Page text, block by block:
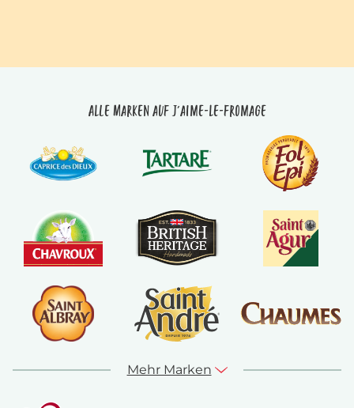
Alle Marken auf J'aime-le-fromage
Mehr Marken